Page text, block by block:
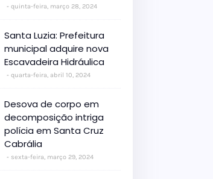
quinta-feira, março 28, 2024
Santa Luzia: Prefeitura
municipal adquire nova
Escavadeira Hidráulica
quarta-feira, abril 10, 2024
Desova de corpo em
decomposição intriga
polícia em Santa Cruz
Cabrália
sexta-feira, março 29, 2024